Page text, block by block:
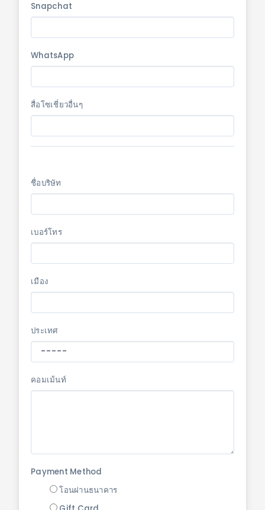
Snapchat
WhatsApp
สื่อโซเชี่ยวอื่นๆ
ชื่อบริษัท
เบอร์โทร
เมือง
ประเทศ
คอมเม้นท์
Payment Method
โอนผ่านธนาคาร